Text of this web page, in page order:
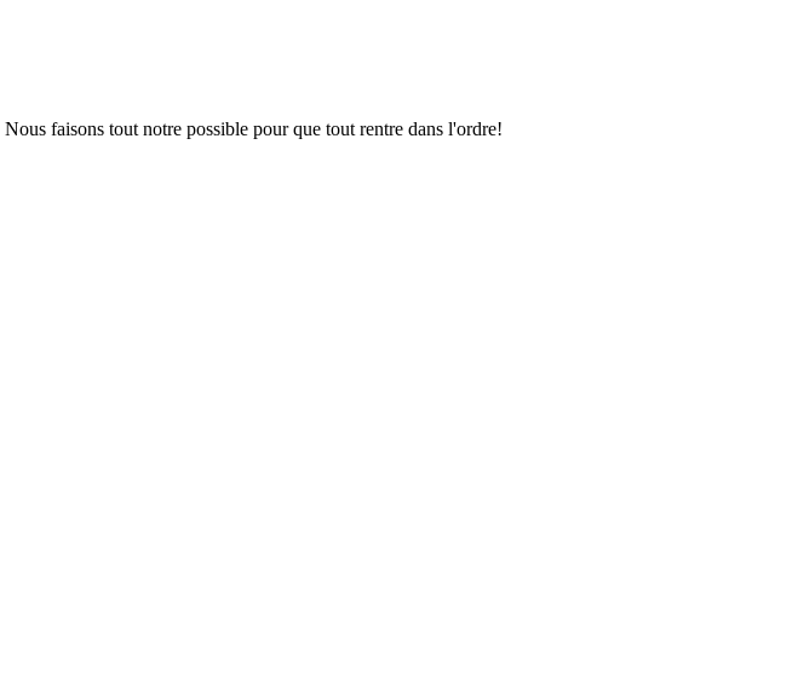
faisons tout notre possible pour que tout rentre dans l'ordre!